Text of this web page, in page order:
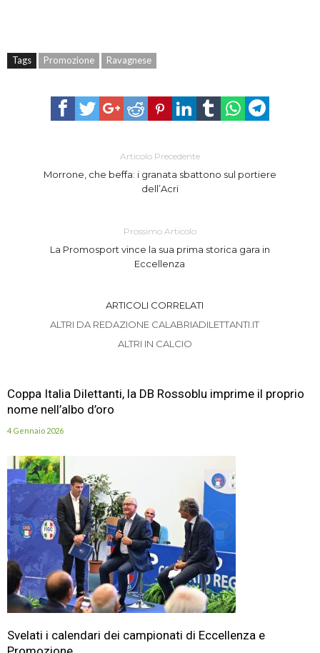
Tags Promozione Ravagnese
Articolo Precedente
Morrone, che beffa: i granata sbattono sul portiere
dell’Acri
Prossimo Articolo
La Promosport vince la sua prima storica gara in
Eccellenza
ARTICOLI CORRELATI
ALTRI DA REDAZIONE CALABRIADILETTANTI.IT
ALTRI IN CALCIO
Coppa Italia Dilettanti, la DB Rossoblu imprime il proprio
nome nell’albo d’oro
4 Gennaio 2026
Svelati i calendari dei campionati di Eccellenza e